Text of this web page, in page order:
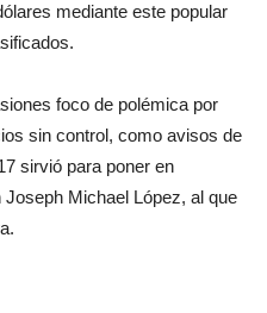
mediante este popular
foco de polémica por
sin control, como avisos de
sirvió para poner en
Michael López, al que